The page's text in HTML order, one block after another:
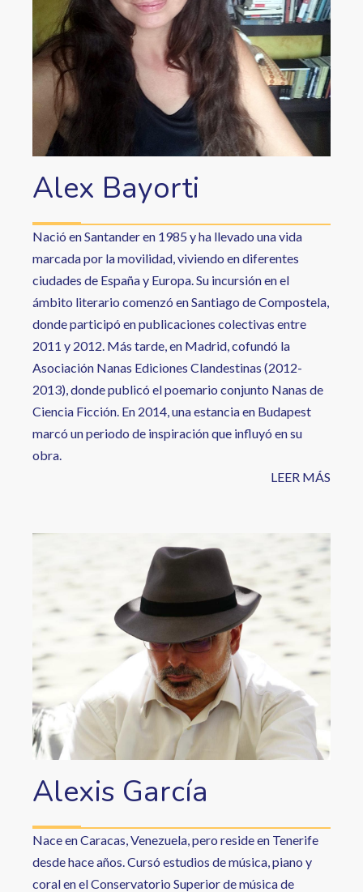
Alex Bayorti
Nació en Santander en 1985 y ha llevado una vida
marcada por la movilidad, viviendo en diferentes
ciudades de España y Europa. Su incursión en el
ámbito literario comenzó en Santiago de Compostela,
donde participó en publicaciones colectivas entre
2011 y 2012. Más tarde, en Madrid, cofundó la
Asociación Nanas Ediciones Clandestinas (2012-
2013), donde publicó el poemario conjunto Nanas de
Ciencia Ficción. En 2014, una estancia en Budapest
marcó un periodo de inspiración que influyó en su
obra.
LEER MÁS
Alexis García
Nace en Caracas, Venezuela, pero reside en Tenerife
desde hace años. Cursó estudios de música, piano y
coral en el Conservatorio Superior de música de